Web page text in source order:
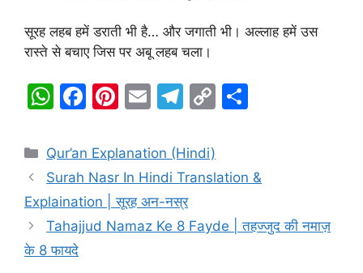
सूरह लहब हमें डराती भी है… और जगाती भी। अल्लाह हमें उस
रास्ते से बचाए जिस पर अबू लहब चला।
W
at
s
A
p
p
F
c
e
b
o
Pi
er
e
st
E
ai
l
T
e
gr
a
m
C
y
n
e
Categories
Qur’an Explanation (Hindi)
Surah Nasr In Hindi Translation &
Explaination | सूरह अन-नस्र
Tahajjud Namaz Ke 8 Fayde | तहज्जुद की नमाज़
के 8 फायदे